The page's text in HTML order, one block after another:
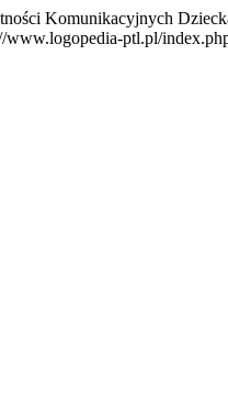
Komunikacyjnych
www.logopedia-ptl.pl/